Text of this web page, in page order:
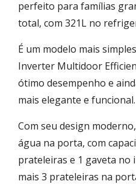
perfeito para famílias
total, com 321L no
É um modelo mais
Inverter Multidoor
ótimo desempenho e
mais elegante e funcional.
Com seu design
água na porta, com
prateleiras e 1 gaveta no
mais 3 prateleiras na